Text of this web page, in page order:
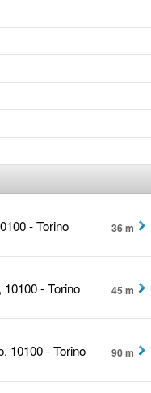
- Torino
36 m
- Torino
45 m
10100 - Torino
90 m